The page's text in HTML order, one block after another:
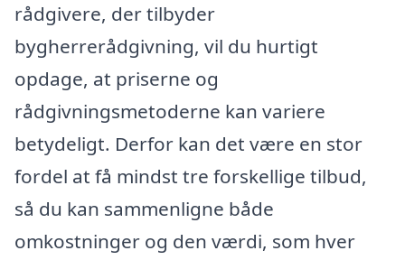
rådgivere, der tilbyder
bygherrerådgivning, vil du hurtigt
opdage, at priserne og
rådgivningsmetoderne kan variere
betydeligt. Derfor kan det være en stor
fordel at få mindst tre forskellige tilbud,
så du kan sammenligne både
omkostninger og den værdi, som hver